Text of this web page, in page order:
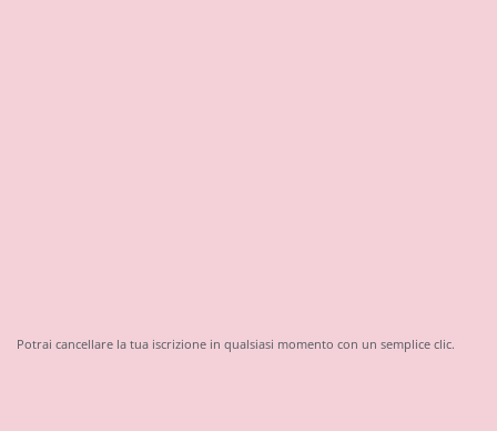
Potrai cancellare la tua iscrizione in qualsiasi momento con un semplice clic.